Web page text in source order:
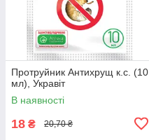
Протруйник Антихрущ к.с. (10
мл), Укравіт
В наявності
18 ₴ 20,70 ₴